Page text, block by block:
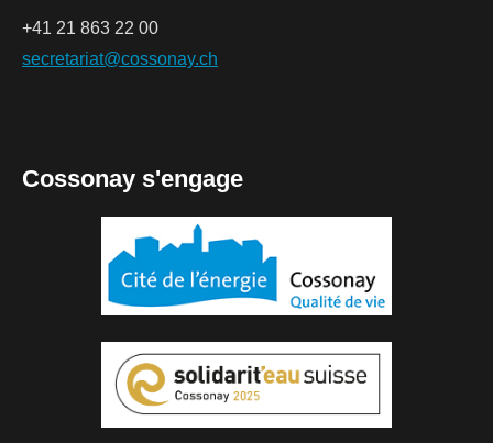
+41 21 863 22 00
secretariat@cossonay.ch
Cossonay s'engage